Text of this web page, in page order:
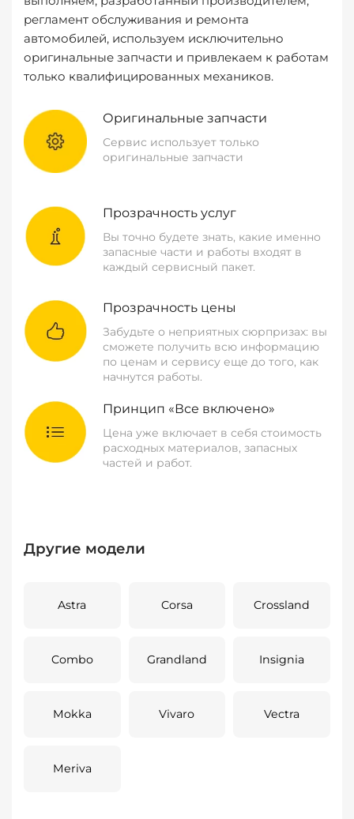
регламент обслуживания и ремонта
автомобилей, используем исключительно
оригинальные запчасти и привлекаем к работам
только квалифицированных механиков.
Оригинальные запчасти
Сервис использует только
оригинальные запчасти
Прозрачность услуг
Вы точно будете знать, какие именно
запасные части и работы входят в
каждый сервисный пакет.
Прозрачность цены
Забудьте о неприятных сюрпризах: вы
сможете получить всю информацию
по ценам и сервису еще до того, как
начнутся работы.
Принцип «Все включено»
Цена уже включает в себя стоимость
расходных материалов, запасных
частей и работ.
Другие модели
Astra Corsa Crossland
Combo Grandland Insignia
Mokka Vivaro Vectra
Meriva